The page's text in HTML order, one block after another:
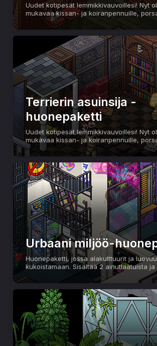
Uudet kotipesät lemmikkivauvoillesi! Nyt
mukavaa kissan- ja koiranpennuille,
jääkarhuille ja terriereille.
Terrierin asuinsija -
huonepaketti
Uudet kotipesät lemmikkivauvoillesi! Nyt
mukavaa kissan- ja koiranpennuille,
jääkarhuille ja terriereille.
Urbaani miljöö-
Huonepaketti, jossa alakulttuurit ja
kukoistamaan. Sisältää 2 ainutlaatuista ja
mukana myytävää tuotetta:
Urbaanin tiiliseinän